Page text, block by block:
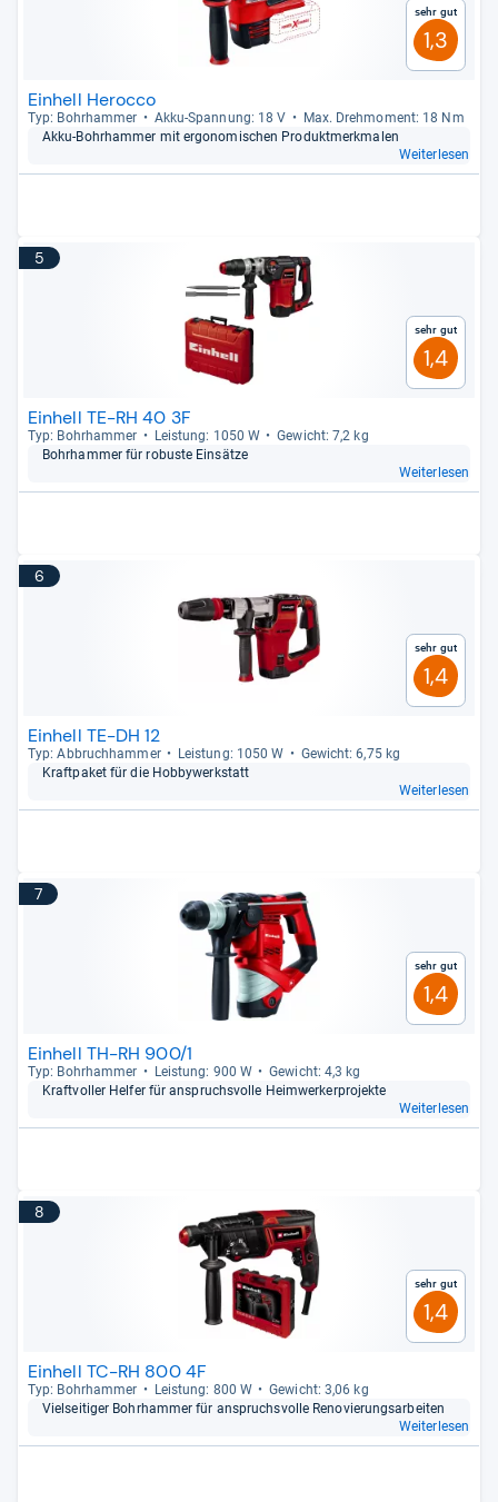
Sehr gut
1,3
Einhell Herocco
Typ: Bohr­ham­mer Akku-​Span­nung: 18 V
Max. Dreh­mo­ment: 18 Nm
Akku-​Bohr­ham­mer mit ergo­no­mi­schen Pro­dukt­merk­ma­len
Weiterlesen
5
Sehr gut
1,4
Einhell TE-RH 40 3F
Typ: Bohr­ham­mer Leis­tung: 1050 W
Gewicht: 7,2 kg
Bohr­ham­mer für robuste Ein­sätze
Weiterlesen
6
Sehr gut
1,4
Einhell TE-DH 12
Typ: Abbruch­ham­mer Leis­tung: 1050 W
Gewicht: 6,75 kg
Kraft­pa­ket für die Hob­by­werk­statt
Weiterlesen
7
Sehr gut
1,4
Einhell TH-RH 900/1
Typ: Bohr­ham­mer Leis­tung: 900 W
Gewicht: 4,3 kg
Kraft­vol­ler Hel­fer für anspruchs­volle Heim­wer­ker­pro­jekte
Weiterlesen
8
Sehr gut
1,4
Einhell TC-RH 800 4F
Typ: Bohr­ham­mer Leis­tung: 800 W
Gewicht: 3,06 kg
Viel­sei­ti­ger Bohr­ham­mer für anspruchs­volle Reno­vie­rungs­ar­bei­ten
Weiterlesen